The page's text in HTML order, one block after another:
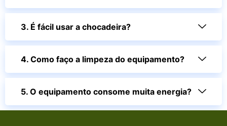
3. É fácil usar a chocadeira?
4. Como faço a limpeza do equipamento?
5. O equipamento consome muita energia?